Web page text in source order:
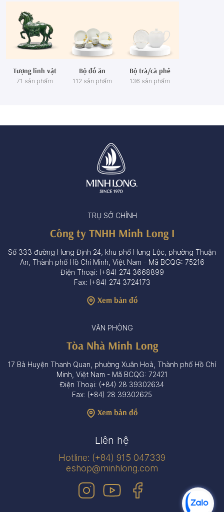
Tượng linh vật
71 sản phẩm
Bộ đồ ăn
112 sản phẩm
Bộ trà/cà phê
136 sản phẩm
TRỤ SỞ CHÍNH
Công ty TNHH Minh Long I
Số 333 đường Hưng Định 24, khu phố Hưng Lộc, phường Thuận
An, Thành phố Hồ Chí Minh, Việt Nam - Mã BCQG: 75216
Điện Thoại: (+84) 274 3668899
Fax: (+84) 274 3724173
Xem bản đồ
VĂN PHÒNG
Tòa Nhà Minh Long
17 Bà Huyện Thanh Quan, phường Xuân Hoà, Thành phố Hồ Chí
Minh, Việt Nam - Mã BCQG: 72421
Điện Thoại: (+84) 28 39302634
Fax: (+84) 28 39302625
Xem bản đồ
Liên hệ
Hotline: (+84) 915 047339
eshop@minhlong.com